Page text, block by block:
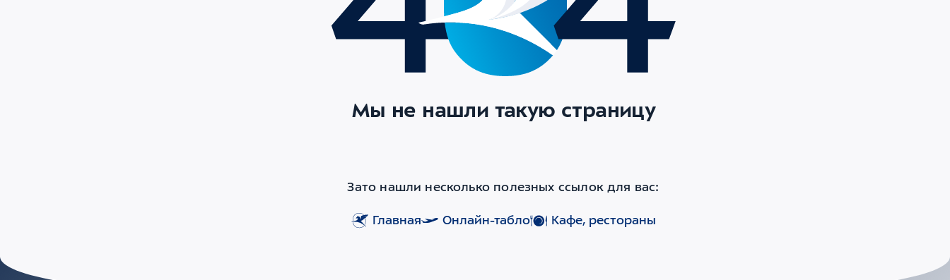
Мы не нашли такую страницу
Зато нашли несколько полезных ссылок для вас:
Главная Онлайн-табло Кафе, рестораны